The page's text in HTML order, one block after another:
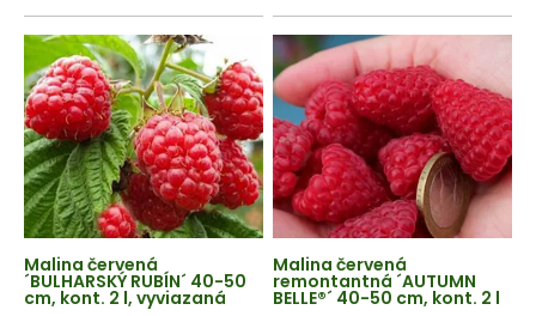
Malina červená
´BULHARSKÝ RUBÍN´ 40-50
cm, kont. 2 l, vyviazaná
Malina červená
remontantná ´AUTUMN
BELLE®´ 40-50 cm, kont. 2 l